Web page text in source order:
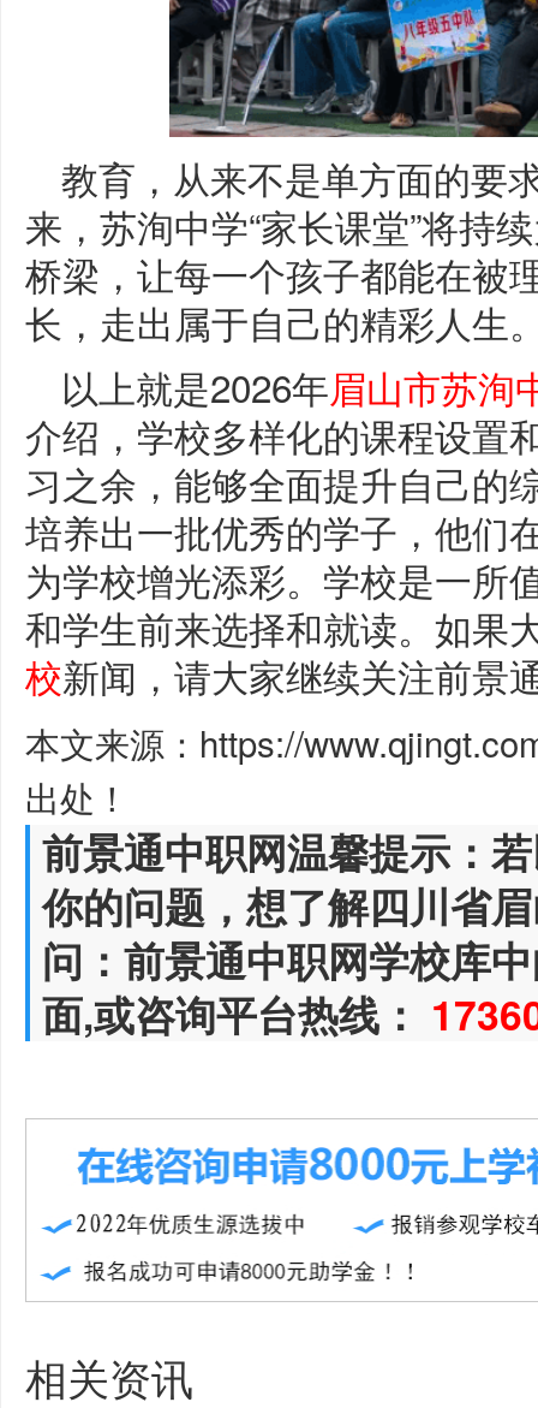
教育，从来不是单方面的要
来，苏洵中学“家长课堂”将持
桥梁，让每一个孩子都能在被
长，走出属于自己的精彩人生
以上就是2026年眉山市苏洵
介绍，学校多样化的课程设置
习之余，能够全面提升自己的
培养出一批优秀的学子，他们
为学校增光添彩。学校是一所
和学生前来选择和就读。如果
校新闻，请大家继续关注前景
本文来源：https://
出处！
前景通中职网温馨提示：
你的问题，想了解四川省
问：前景通中职网学校库
面,或咨询平台热线：
相关资讯